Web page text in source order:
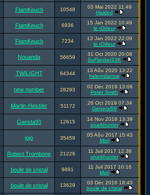
FlamKeuch 10548
03 Mai 2022 11:49
Haided
FlamKeuch 6936
15 Jan 2022 10:49
le rOdeur
FlamKeuch 7234
13 Jan 2022 22:09
le rOdeur
Nouanda 56659
31 Oct 2020 20:08
SuFlanker33K
TWILIGHT 64344
13 Aôu 2020 13:22
helenrdarrow
new number 28293
02 Déc 2019 13:06
Peter Smith
Martin-Hessler 51172
26 Oct 2019 07:34
General59
Gansta93 12615
14 Nov 2018 13:39
snarkhunter
jojo 35459
05 Aôu 2017 15:43
Mori
Robert Trombone 21226
11 Juil 2017 12:38
snarkhunter
boule de cristal 9891
11 Juil 2017 10:16
Mori
boule de cristal 13629
03 Déc 2016 18:43
boule de cristal